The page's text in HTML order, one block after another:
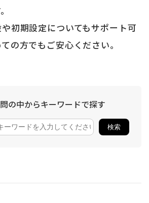
初期設定についてもサポート可
の方でもご安心ください。
の中からキーワードで探す